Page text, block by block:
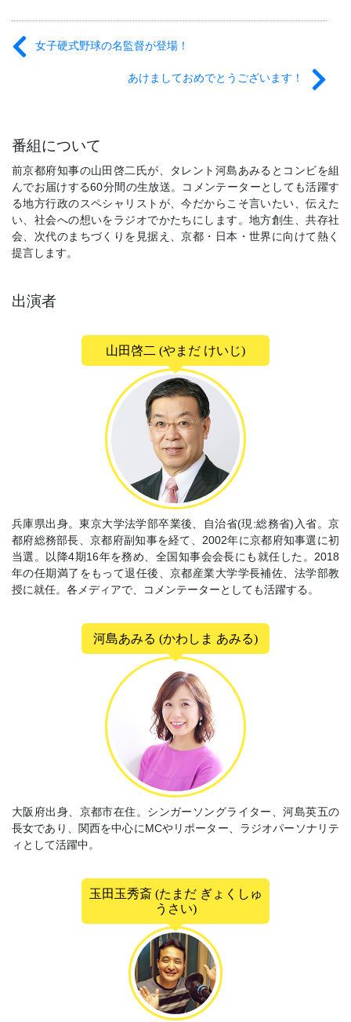
女子硬式野球の名監督が登場！
あけましておめでとうございます！
番組について
前京都府知事の山田啓二氏が、タレント河島あみるとコンビを組
んでお届けする60分間の生放送。コメンテーターとしても活躍す
る地方行政のスペシャリストが、今だからこそ言いたい、伝えた
い、社会への想いをラジオでかたちにします。地方創生、共存社
会、次代のまちづくりを見据え、京都・日本・世界に向けて熱く
提言します。
出演者
山田啓二 (やまだ けいじ)
兵庫県出身。東京大学法学部卒業後、自治省(現:総務省)入省。京
都府総務部長、京都府副知事を経て、2002年に京都府知事選に初
当選。以降4期16年を務め、全国知事会会長にも就任した。2018
年の任期満了をもって退任後、京都産業大学学長補佐、法学部教
授に就任。各メディアで、コメンテーターとしても活躍する。
河島あみる (かわしま あみる)
大阪府出身、京都市在住。シンガーソングライター、河島英五の
長女であり、関西を中心にMCやリポーター、ラジオパーソナリテ
ィとして活躍中。
玉田玉秀斎 (たまだ ぎょくしゅ
うさい)